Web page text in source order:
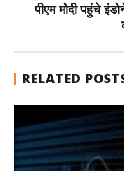
पीएम मोदी पहुंचे
RELATED